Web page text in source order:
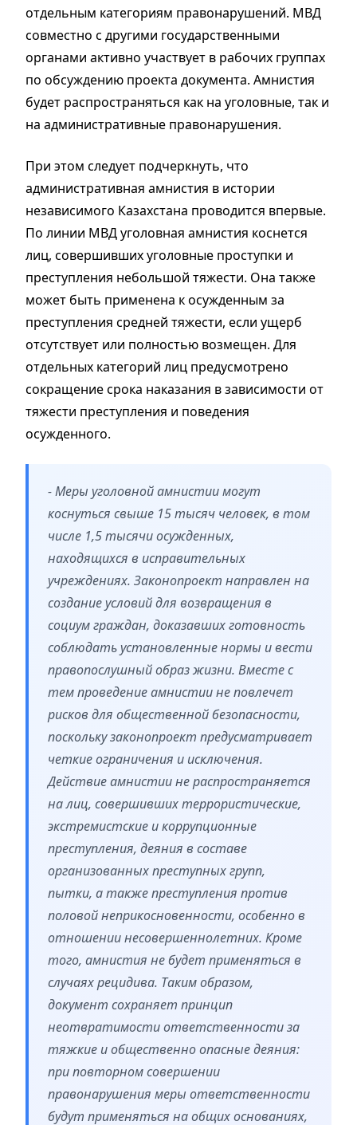
отдельным категориям правонарушений. МВД
совместно с другими государственными
органами активно участвует в рабочих группах
по обсуждению проекта документа. Амнистия
будет распространяться как на уголовные, так и
на административные правонарушения.
При этом следует подчеркнуть, что
административная амнистия в истории
независимого Казахстана проводится впервые.
По линии МВД уголовная амнистия коснется
лиц, совершивших уголовные проступки и
преступления небольшой тяжести. Она также
может быть применена к осужденным за
преступления средней тяжести, если ущерб
отсутствует или полностью возмещен. Для
отдельных категорий лиц предусмотрено
сокращение срока наказания в зависимости от
тяжести преступления и поведения
осужденного.
- Меры уголовной амнистии могут
коснуться свыше 15 тысяч человек, в том
числе 1,5 тысячи осужденных,
находящихся в исправительных
учреждениях. Законопроект направлен на
создание условий для возвращения в
социум граждан, доказавших готовность
соблюдать установленные нормы и вести
правопослушный образ жизни. Вместе с
тем проведение амнистии не повлечет
рисков для общественной безопасности,
поскольку законопроект предусматривает
четкие ограничения и исключения.
Действие амнистии не распространяется
на лиц, совершивших террористические,
экстремистские и коррупционные
преступления, деяния в составе
организованных преступных групп,
пытки, а также преступления против
половой неприкосновенности, особенно в
отношении несовершеннолетних. Кроме
того, амнистия не будет применяться в
случаях рецидива. Таким образом,
документ сохраняет принцип
неотвратимости ответственности за
тяжкие и общественно опасные деяния:
при повторном совершении
правонарушения меры ответственности
будут применяться на общих основаниях,